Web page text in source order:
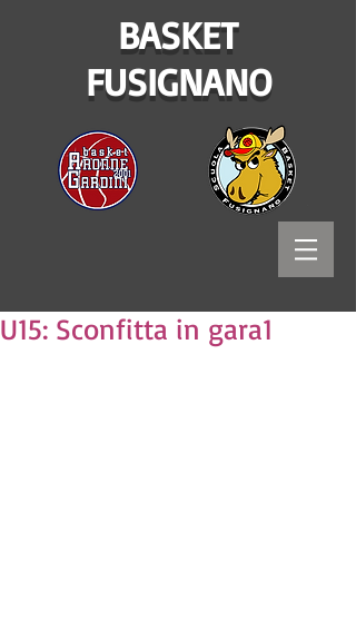
BASKET
FUSIGNANO
U15: Sconfitta in gara1